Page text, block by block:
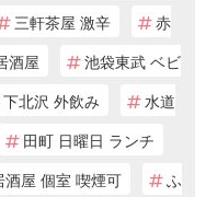
三軒茶屋 激辛
赤
酒屋
池袋東武 ベビ
下北沢 外飲み
水道
田町 日曜日 ランチ
酒屋 個室 喫煙可
ふ